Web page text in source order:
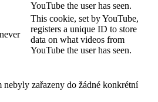
YouTube the user has seen.
never
This cookie, set by YouTube,
registers a unique ID to store
data on what videos from
YouTube the user has seen.
nebyly zařazeny do žádné konkrétní